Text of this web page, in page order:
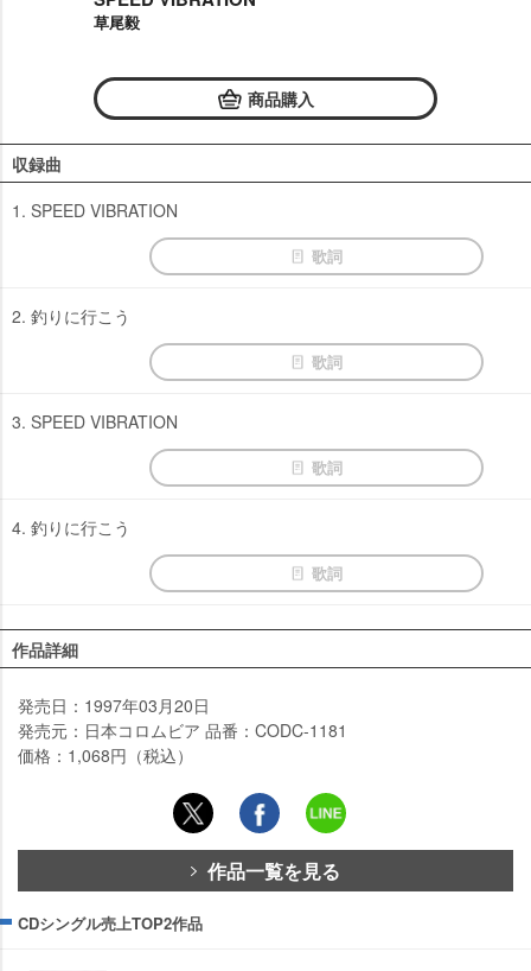
草尾毅
商品購入
収録曲
1. SPEED VIBRATION
歌詞
2. 釣りに行こう
歌詞
3. SPEED VIBRATION
歌詞
4. 釣りに行こう
歌詞
作品詳細
発売日：1997年03月20日
発売元：日本コロムビア 品番：CODC-1181
価格：1,068円（税込）
作品一覧を見る
CDシングル売上TOP2作品